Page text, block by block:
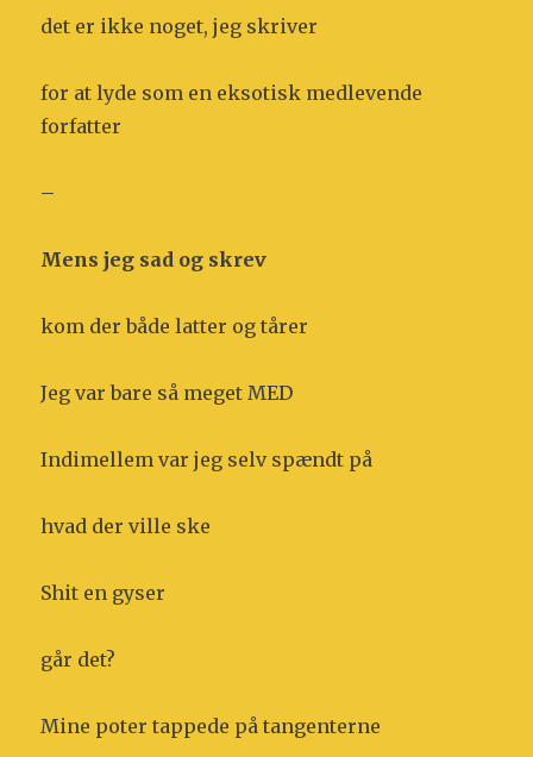
det er ikke noget, jeg skriver
for at lyde som en eksotisk medlevende
forfatter
–
Mens jeg sad og skrev
kom der både latter og tårer
Jeg var bare så meget MED
Indimellem var jeg selv spændt på
hvad der ville ske
Shit en gyser
går det?
Mine poter tappede på tangenterne